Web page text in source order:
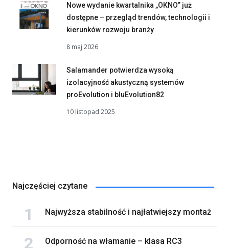
Nowe wydanie kwartalnika „OKNO” już
dostępne – przegląd trendów, technologii i
kierunków rozwoju branży
8 maj 2026
Salamander potwierdza wysoką
izolacyjność akustyczną systemów
proEvolution i bluEvolution82
10 listopad 2025
Najczęściej czytane
Najwyższa stabilność i najłatwiejszy montaż
Odporność na włamanie – klasa RC3